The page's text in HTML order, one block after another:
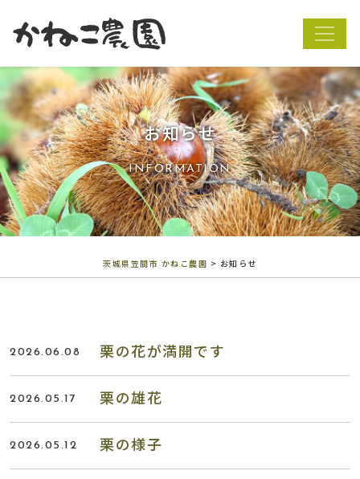
茨城県笠間市
お知らせ
INFORMATION
茨城県笠間市 かねこ農園 > お知らせ
2026.06.08 栗の花が満開です
2026.05.17 栗の雄花
2026.05.12 栗の様子